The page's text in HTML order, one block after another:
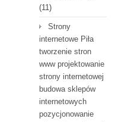
(11)
Strony
internetowe Piła
tworzenie stron
www projektowanie
strony internetowej
budowa sklepów
internetowych
pozycjonowanie